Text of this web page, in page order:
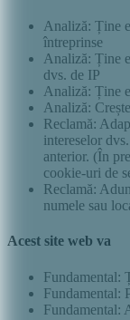
Analiză: Ține
întreprinse
Analiză: Ține
dvs. de IP
Analiză: Ține
Analiză:
Reclamă:
intereselor
anterior. (În
cookie-uri de
Reclamă:
numele sau
Acest site web va
Fundamental:
Fundamental:
Fundamental: